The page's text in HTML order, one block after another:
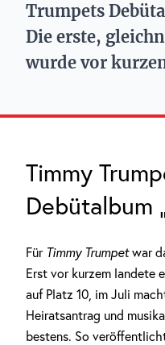
Trumpets
Die erste,
wurde vor
Timmy
Debütalbum
FürTimmy Trumpetwar
Erst vor kurzem landete
auf Platz 10, im Juli
Heiratsantrag und
bestens. So